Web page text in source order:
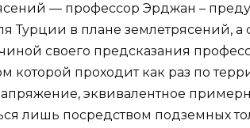
— профессор Эрджан –
Турции в плане землетрясений,
своего предсказания
которой проходит как раз по
эквивалентное
лишь посредством подземных